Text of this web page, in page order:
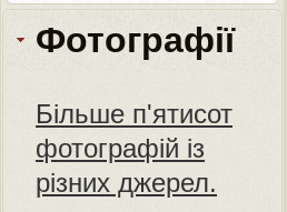
Фотографії
Більше п'ятисот
фотографій із
різних джерел.